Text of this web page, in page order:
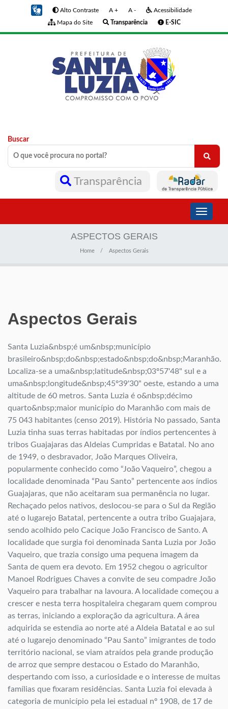
Alto Contraste A + A -
Acessibilidade
Mapa do Site
Transparência E-SIC
Buscar
Transparência
Toggle
ASPECTOS GERAIS
Home Aspectos Gerais
Aspectos Gerais
Santa Luzia&nbsp;é um&nbsp;município
brasileiro&nbsp;do&nbsp;estado&nbsp;do&nbsp;Maranhão.
Localiza-se a uma&nbsp;latitude&nbsp;03º57'48" sul e a
uma&nbsp;longitude&nbsp;45º39'30" oeste, estando a uma
altitude de 60 metros. Santa Luzia é o&nbsp;décimo
quarto&nbsp;maior município do Maranhão com mais de
75 043 habitantes (censo 2019). História No passado, Santa
Luzia tinha suas terras habitadas por índios pertencentes à
tribos Guajajaras das Aldeias Cumpridas e Batatal. No ano
de 1949, o desbravador, João Marques Oliveira,
popularmente conhecido como “João Vaqueiro”, chegou a
localidade denominada “Pau Santo” pertencente aos índios
Guajajaras, que não aceitaram sua permanência no lugar.
Rechaçado pelos nativos, deslocou-se para o Sul da Região
até o lugarejo Batatal, pertencente a outra tribo Guajajara,
sendo acolhido pelo Cacique João Francisco de Santo. A
localidade que surgia foi denominada Santa Luzia por João
Vaqueiro, que trazia consigo uma pequena imagem da
Santa de quem era devoto. Em 1952 chegou o agricultor
Manoel Rodrigues Chaves a convite de seu compadre João
Vaqueiro para trabalhar na lavoura. A localidade começou a
crescer e nesta terra hospitaleira chegaram quem comprou
as terras, iniciando a exploração da agricultura. A área
adquirida se estendia ao norte até a Aldeia Batatal e ao sul
até o lugarejo denominado “Pau Santo” imigrantes de todo
território nacional, se viam atraídos pela grande produção
de arroz que sempre destacou o Estado do Maranhão,
despertando com isso, a curiosidade e o interesse de muitas
famílias que fixaram residências. Santa Luzia foi elevada à
categoria de município pela lei estadual nº 1908, de 17 de